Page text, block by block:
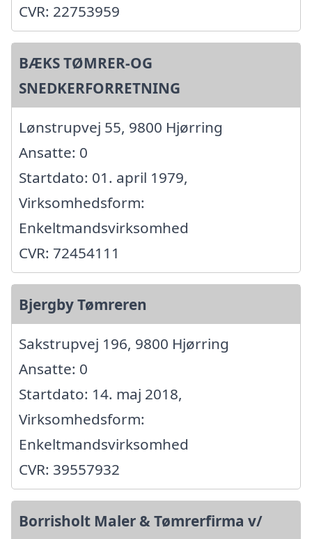
CVR: 22753959
BÆKS TØMRER-OG
SNEDKERFORRETNING
Lønstrupvej 55, 9800 Hjørring
Ansatte: 0
Startdato: 01. april 1979,
Virksomhedsform:
Enkeltmandsvirksomhed
CVR: 72454111
Bjergby Tømreren
Sakstrupvej 196, 9800 Hjørring
Ansatte: 0
Startdato: 14. maj 2018,
Virksomhedsform:
Enkeltmandsvirksomhed
CVR: 39557932
Borrisholt Maler & Tømrerfirma v/